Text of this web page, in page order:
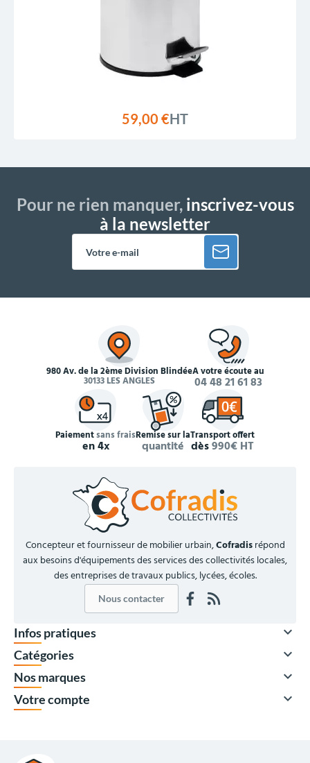
59,00 €HT
Pour ne rien manquer,inscrivez-vous
à la newsletter
980 Av. de la 2ème Division Blindée
30133 LES ANGLES
À votre écoute au
04 48 21 61 83
Paiementsans frais
en 4x
Remise sur la
quantité
Transport offert
dès990€ HT
Concepteur et fournisseur de mobilier urbain,Cofradisrépond
aux besoins d'équipements des services des collectivités locales,
des entreprises de travaux publics, lycées, écoles.
Nous contacter
Infos pratiques 
Catégories 
Nos marques 
Votre compte 